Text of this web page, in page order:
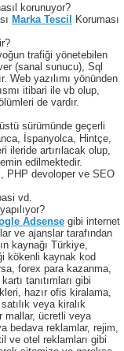
korunuyor?
Marka Tescil
Koruması
trafiği yönetebilen
(sanal sunucu), Sql
Web yazılımı yönünden
itibari ile vb olup,
de vardır.
sürümünde geçerli
İspanyolca, Hintçe,
ileride artırılacak olup,
edilmektedir.
PHP devoloper ve SEO
vd.
Adsense gibi internet
ve ajanslar tarafından
kaynağı Türkiye,
kökenli kaynak kod
forex para kazanma,
tanıtımları gibi
hazır ofis kiralama,
veya kiralık
mallar, ücretli veya
bedava reklamlar, rejim,
ve otel reklamları gibi